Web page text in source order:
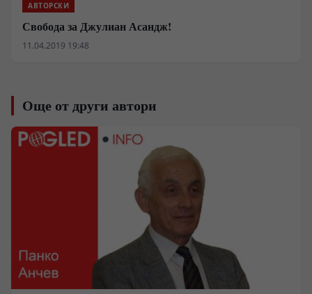
АВТОРСКИ
Свобода за Джулиан Асандж!
11.04.2019 19:48
Още от други автори